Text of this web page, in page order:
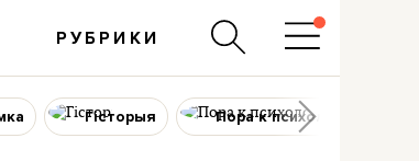
РУБРИКИ
Гісторыя Пора к психологу